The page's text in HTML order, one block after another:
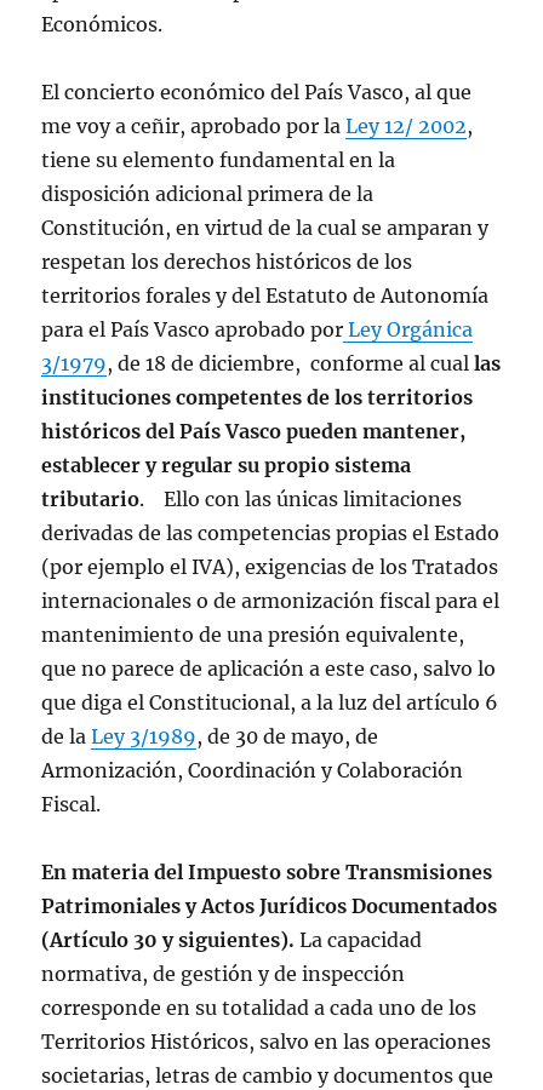
Económicos.
El concierto económico del País Vasco, al que
me voy a ceñir, aprobado por laLey 12/ 2002,
tiene su elemento fundamental en la
disposición adicional primera de la
Constitución, en virtud de la cual se amparan y
respetan los derechos históricos de los
territorios forales y del Estatuto de Autonomía
para el País Vasco aprobado por Ley Orgánica
3/1979, de 18 de diciembre, conforme al cuallas
instituciones competentes de los territorios
históricos del País Vasco pueden mantener,
establecer y regular su propio sistema
tributario. Ello con las únicas limitaciones
derivadas de las competencias propias el Estado
(por ejemplo el IVA), exigencias de los Tratados
internacionales o de armonización fiscal para el
mantenimiento de una presión equivalente,
que no parece de aplicación a este caso, salvo lo
que diga el Constitucional, a la luz del artículo 6
de laLey 3/1989, de 30 de mayo, de
Armonización, Coordinación y Colaboración
Fiscal.
En materia del Impuesto sobre Transmisiones
Patrimoniales y Actos Jurídicos Documentados
(Artículo 30 y siguientes). La capacidad
normativa, de gestión y de inspección
corresponde en su totalidad a cada uno de los
Territorios Históricos, salvo en las operaciones
societarias, letras de cambio y documentos que